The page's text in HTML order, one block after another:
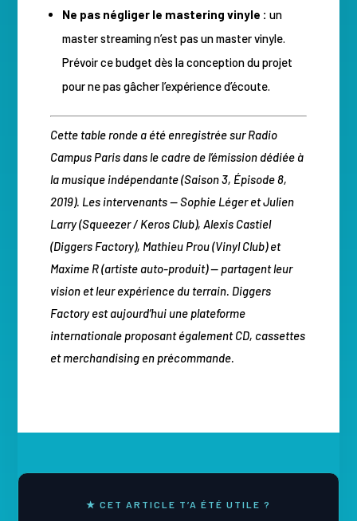
Ne pas négliger le mastering vinyle : un
master streaming n’est pas un master vinyle.
Prévoir ce budget dès la conception du projet
pour ne pas gâcher l’expérience d’écoute.
Cette table ronde a été enregistrée sur Radio
Campus Paris dans le cadre de l’émission dédiée à
la musique indépendante (Saison 3, Épisode 8,
2019). Les intervenants — Sophie Léger et Julien
Larry (Squeezer / Keros Club), Alexis Castiel
(Diggers Factory), Mathieu Prou (Vinyl Club) et
Maxime R (artiste auto-produit) — partagent leur
vision et leur expérience du terrain. Diggers
Factory est aujourd’hui une plateforme
internationale proposant également CD, cassettes
et merchandising en précommande.
★ CET ARTICLE T’A ÉTÉ UTILE ?